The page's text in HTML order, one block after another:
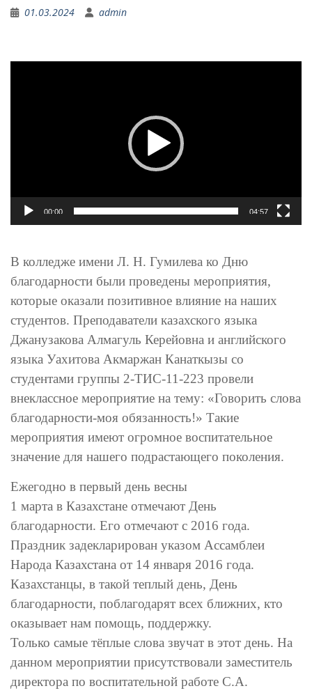
01.03.2024 admin
00:00 04:57
В колледже имени Л. Н. Гумилева ко Дню
благодарности были проведены мероприятия,
которые оказали позитивное влияние на наших
студентов. Преподаватели казахского языка
Джанузакова Алмагуль Керейовна и английского
языка Уахитова Акмаржан Канаткызы со
студентами группы 2-ТИС-11-223 провели
внеклассное мероприятие на тему: «Говорить слова
благодарности-моя обязанность!» Такие
мероприятия имеют огромное воспитательное
значение для нашего подрастающего поколения.
Ежегодно в первый день весны
1 марта в Казахстане отмечают День
благодарности. Его отмечают с 2016 года.
Праздник задекларирован указом Ассамблеи
Народа Казахстана от 14 января 2016 года.
Казахстанцы, в такой теплый день, День
благодарности, поблагодарят всех ближних, кто
оказывает нам помощь, поддержку.
Только самые тёплые слова звучат в этот день. На
данном мероприятии присутствовали заместитель
директора по воспитательной работе С.А.